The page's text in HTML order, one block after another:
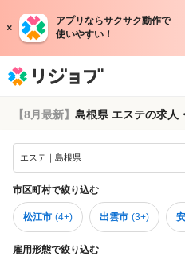
アプリならサクサク動作で
使いやすい！
【8月最新】 島根県 エステの求人
エステ｜島根県
市区町村で絞り込む
松江市 (4+) 出雲市 (3+)
雇用形態で絞り込む